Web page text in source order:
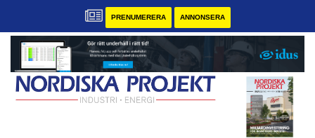
PRENUMERERA ANNONSERA